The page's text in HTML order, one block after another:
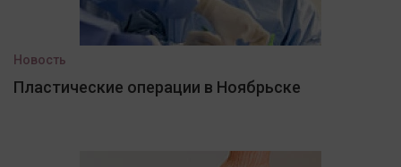
Новость
Пластические операции в Ноябрьске